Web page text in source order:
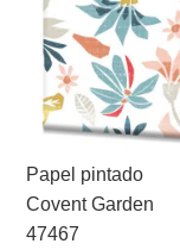
Papel pintado
Covent Garden
47467